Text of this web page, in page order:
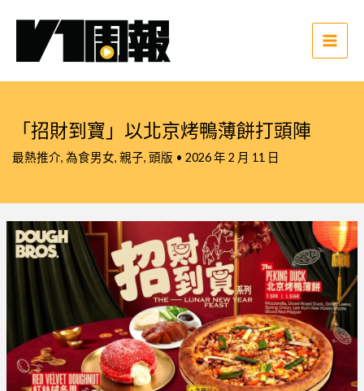
Main
「招財到寶」以北京烤鴨薄餅打頭陣
最熱推介, 為食男女, 親子, 頭版 • 2026 年 2 月 11 日